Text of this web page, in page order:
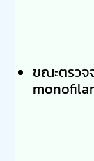
ขณะตรวจ